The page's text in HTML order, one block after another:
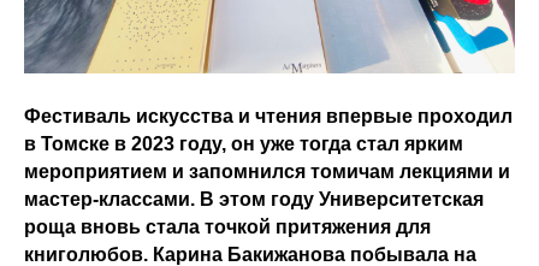
Фестиваль искусства и чтения впервые проходил
в Томске в 2023 году, он уже тогда стал ярким
мероприятием и запомнился томичам лекциями и
мастер-классами. В этом году Университетская
роща вновь стала точкой притяжения для
книголюбов. Карина Бакижанова побывала на